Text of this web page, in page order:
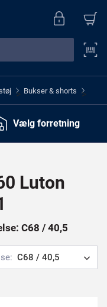
> Bukser & shorts >
Vælg forretning
Luton
C68 / 40,5
C68 / 40,5